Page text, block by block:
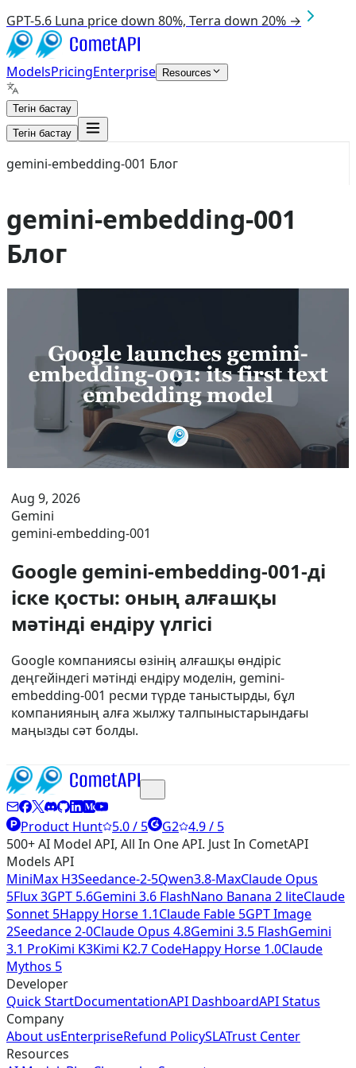
GPT-5.6 Luna price down 80%, Terra down 20% →
ModelsPricingEnterprise Resources
Тегін бастау
Тегін бастау
gemini-embedding-001 Блог
gemini-embedding-001
Блог
Aug 9, 2026
Gemini
gemini-embedding-001
Google gemini-embedding-001-ді
іске қосты: оның алғашқы
мәтінді ендіру үлгісі
Google компаниясы өзінің алғашқы өндіріс
деңгейіндегі мәтінді ендіру моделін, gemini-
embedding-001 ресми түрде таныстырды, бұл
компанияның алға жылжу талпыныстарындағы
маңызды сәт болды.
Product Hunt 5.0 / 5 G2 4.9 / 5
500+ AI Model API, All In One API. Just In CometAPI
Models API
MiniMax H3Seedance-2-5Qwen3.8-MaxClaude Opus
5Flux 3GPT 5.6Gemini 3.6 FlashNano Banana 2 liteClaude
Sonnet 5Happy Horse 1.1Claude Fable 5GPT Image
2Seedance 2-0Claude Opus 4.8Gemini 3.5 FlashGemini
3.1 ProKimi K3Kimi K2.7 CodeHappy Horse 1.0Claude
Mythos 5
Developer
Quick StartDocumentationAPI DashboardAPI Status
Company
About usEnterpriseRefund PolicySLATrust Center
Resources